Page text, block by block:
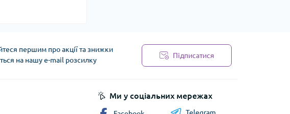
першим про акції та знижки
на нашу e-mail розсилку
Підписатися
Ми у соціальних мережах